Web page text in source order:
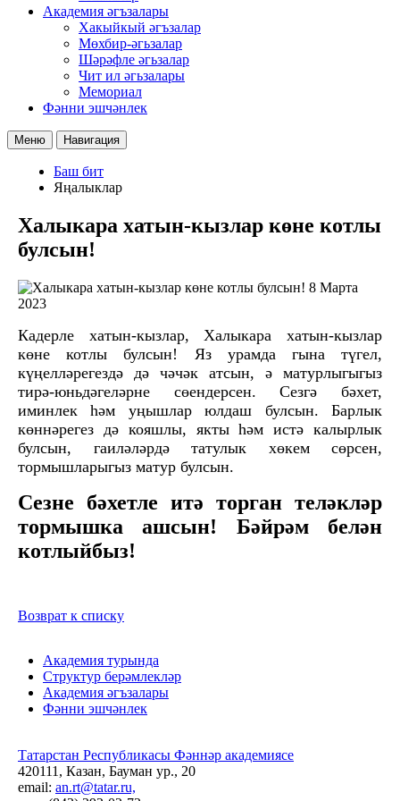
Академия әгъзалары
Хакыйкый әгъзалар
Мөхбир-әгьзалар
Шәрәфле әгьзалар
Чит ил әгьзалары
Мемориал
Фәнни эшчәнлек
Меню Навигация
Баш бит
Яңалыклар
Халыкара хатын-кызлар көне котлы
булсын!
8 Марта
2023
Кадерле хатын-кызлар, Халыкара хатын-кызлар
көне котлы булсын! Яз урамда гына түгел,
күңелләрегездә дә чәчәк атсын, ә матурлыгыгыз
тирә-юньдәгеләрне сөендерсен. Сезгә бәхет,
иминлек һәм уңышлар юлдаш булсын. Барлык
көннәрегез дә кояшлы, якты һәм истә калырлык
булсын, гаиләләрдә татулык хөкем сөрсен,
тормышларыгыз матур булсын.
Сезне бәхетле итә торган теләкләр
тормышка ашсын! Бәйрәм белән
котлыйбыз!
Возврат к списку
Академия турында
Структур берәмлекләр
Академия әгъзалары
Фәнни эшчәнлек
Татарстан Республикасы Фәннәр академиясе
420111, Казан, Бауман ур., 20
email: an.rt@tatar.ru,